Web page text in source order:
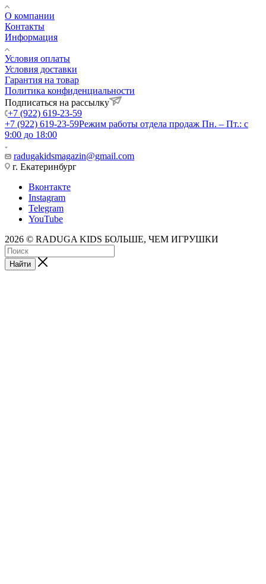
О компании
Контакты
Информация
Условия оплаты
Условия доставки
Гарантия на товар
Политика конфиденциальности
Подписаться на рассылку
+7 (922) 619-23-59
+7 (922) 619-23-59Режим работы отдела продаж Пн. – Пт.: с
9:00 до 18:00
radugakidsmagazin@gmail.com
г. Екатеринбург
Вконтакте
Instagram
Telegram
YouTube
2026 © RADUGA KIDS БОЛЬШЕ, ЧЕМ ИГРУШКИ
Найти